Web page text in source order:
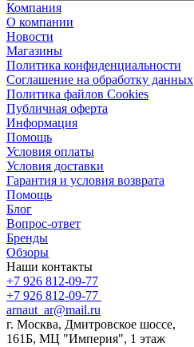
Компания
О компании
Новости
Магазины
Политика конфиденциальности
Соглашение на обработку данных
Политика файлов Cookies
Публичная оферта
Информация
Помощь
Условия оплаты
Условия доставки
Гарантия и условия возврата
Помощь
Блог
Вопрос-ответ
Бренды
Обзоры
Наши контакты
+7 926 812-09-77
+7 926 812-09-77
arnaut_ar@mail.ru
г. Москва, Дмитровское шоссе,
161Б, МЦ "Империя", 1 этаж